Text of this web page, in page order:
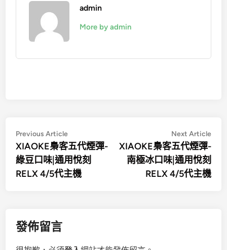
admin
More by admin
文
章
導
Previous ArticlePrevious
article:
XIAOKE梟客五代煙彈-
綠豆口味|通用悅刻
RELX 4/5代主機
Next Article
XIAOKE梟客五代煙彈-
南極冰口味|通用悅刻
RELX 4/5代主機
發佈留言